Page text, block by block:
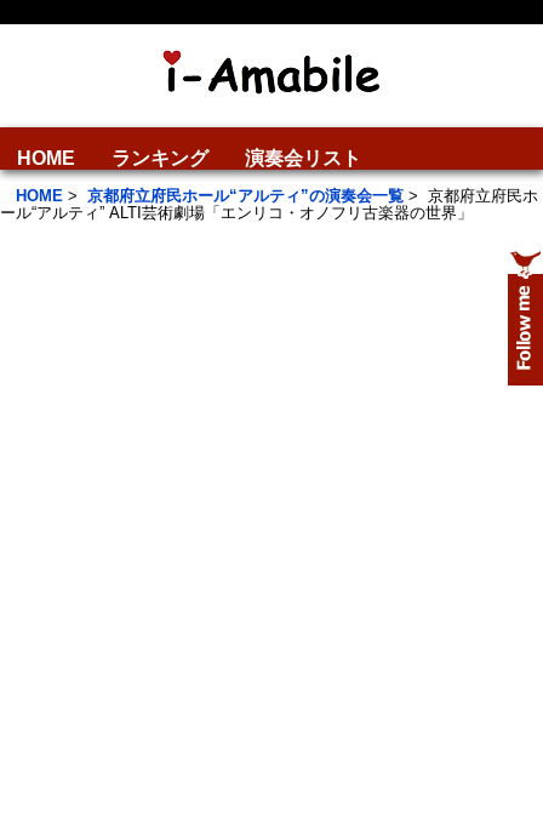
HOME ランキング 演奏会リスト
HOME > 京都府立府民ホール“アルティ”の演奏会一覧 > 京都府立府民ホ
ール“アルティ” ALTI芸術劇場「エンリコ・オノフリ古楽器の世界」